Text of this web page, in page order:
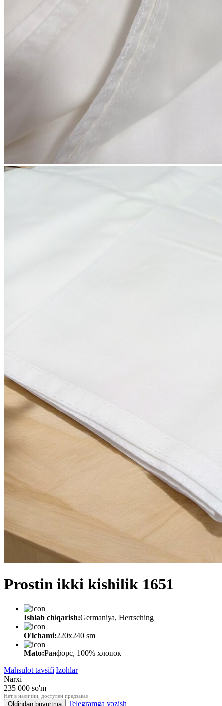
Prostin ikki kishilik 1651
Ishlab chiqarish:Germaniya, Herrsching
O'lchami:220х240 sm
Mato:Ранфорс, 100% хлопок
Mahsulot tavsifi Izohlar
Narxi
235 000 so'm
Нет в наличии, доступен предзаказ
Oldindan buyurtma Telegramga yozish